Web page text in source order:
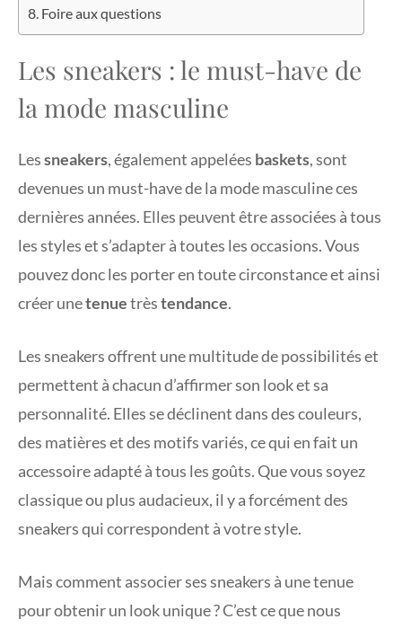
Foire aux questions
Les sneakers : le must-have de
la mode masculine
Lessneakers, également appelées baskets, sont
devenues un must-have de la mode masculine ces
dernières années. Elles peuvent être associées à tous
les styles et s’adapter à toutes les occasions. Vous
pouvez donc les porter en toute circonstance et ainsi
créer unetenuetrèstendance.
Les sneakers offrent une multitude de possibilités et
permettent à chacun d’affirmer son look et sa
personnalité. Elles se déclinent dans des couleurs,
des matières et des motifs variés, ce qui en fait un
accessoire adapté à tous les goûts. Que vous soyez
classique ou plus audacieux, il y a forcément des
sneakers qui correspondent à votre style.
Mais comment associer ses sneakers à une tenue
pour obtenir un look unique ? C’est ce que nous